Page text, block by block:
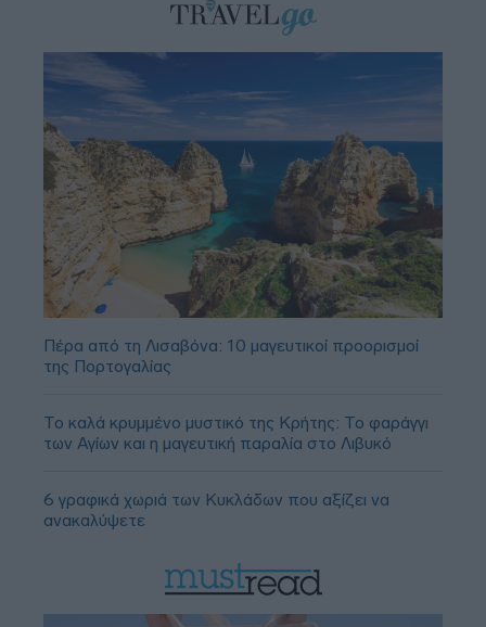
Πέρα από τη Λισαβόνα: 10 μαγευτικοί προορισμοί
της Πορτογαλίας
Το καλά κρυμμένο μυστικό της Κρήτης: Το φαράγγι
των Αγίων και η μαγευτική παραλία στο Λιβυκό
6 γραφικά χωριά των Κυκλάδων που αξίζει να
ανακαλύψετε